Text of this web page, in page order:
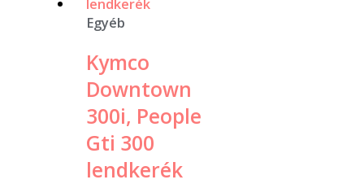
Egyéb
Kymco
Downtown
300i, People
Gti 300
lendkerék